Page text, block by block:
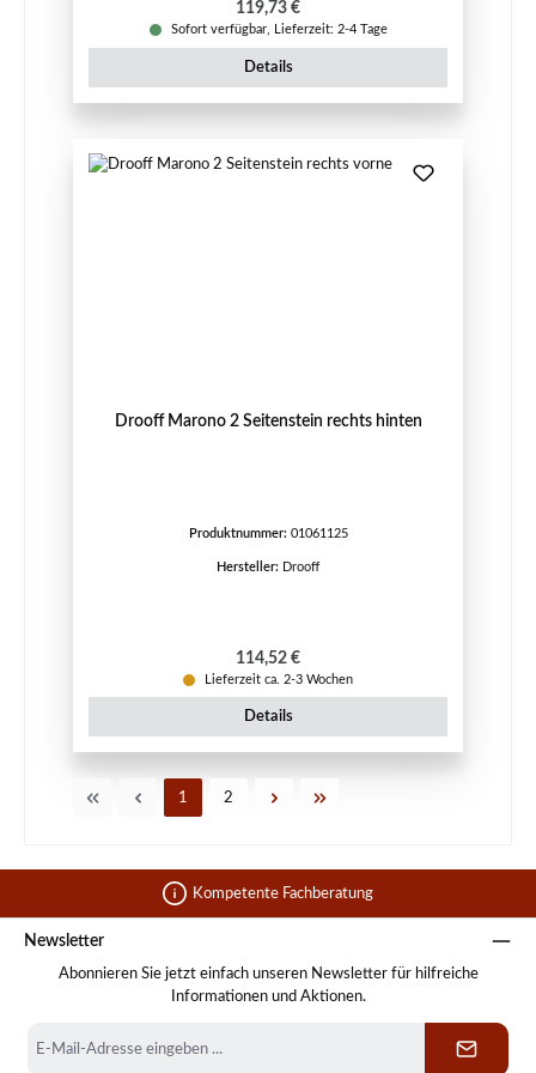
Regulärer Preis:
119,73 €
Sofort verfügbar, Lieferzeit: 2-4 Tage
Details
Drooff Marono 2 Seitenstein rechts hinten
Produktnummer: 01061125
Hersteller: Drooff
Regulärer Preis:
114,52 €
Lieferzeit ca. 2-3 Wochen
Details
Seite
1 Seite
2
Kompetente Fachberatung
Newsletter
Abonnieren Sie jetzt einfach unseren Newsletter für hilfreiche
Informationen und Aktionen.
Mail-